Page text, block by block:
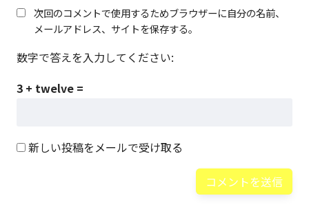
次回のコメントで使用するためブラウザーに自分の名前、
メールアドレス、サイトを保存する。
数字で答えを入力してください:
3 + twelve =
新しい投稿をメールで受け取る